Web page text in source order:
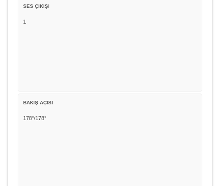
SES ÇIKIŞI
1
BAKIŞ AÇISI
178°/178°